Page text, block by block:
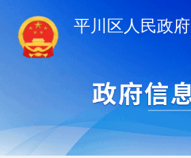
平川区人民政府